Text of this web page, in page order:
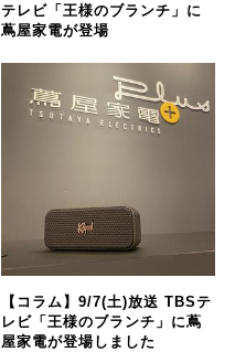
テレビ「王様のブランチ」に
蔦屋家電が登場
【コラム】9/7(土)放送 TBSテ
レビ「王様のブランチ」に蔦
屋家電が登場しました